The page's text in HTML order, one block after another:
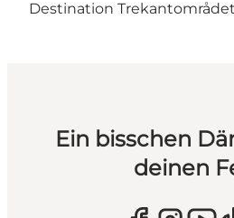
Destination Trekantområdet
Ein bisschen
deinen